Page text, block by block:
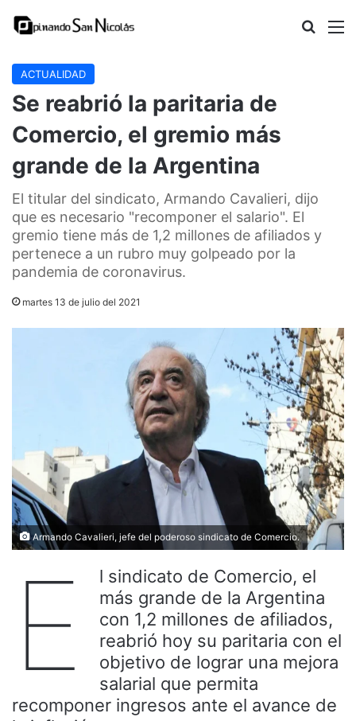
Buscar
ACTUALIDAD
Se reabrió la paritaria de
Comercio, el gremio más
grande de la Argentina
El titular del sindicato, Armando Cavalieri, dijo
que es necesario "recomponer el salario". El
gremio tiene más de 1,2 millones de afiliados y
pertenece a un rubro muy golpeado por la
pandemia de coronavirus.
martes 13 de julio del 2021
Armando Cavalieri, jefe del poderoso sindicato de Comercio.
E
l sindicato de Comercio, el
más grande de la Argentina
con 1,2 millones de afiliados,
reabrió hoy su paritaria con el
objetivo de lograr una mejora
salarial que permita
recomponer ingresos ante el avance de